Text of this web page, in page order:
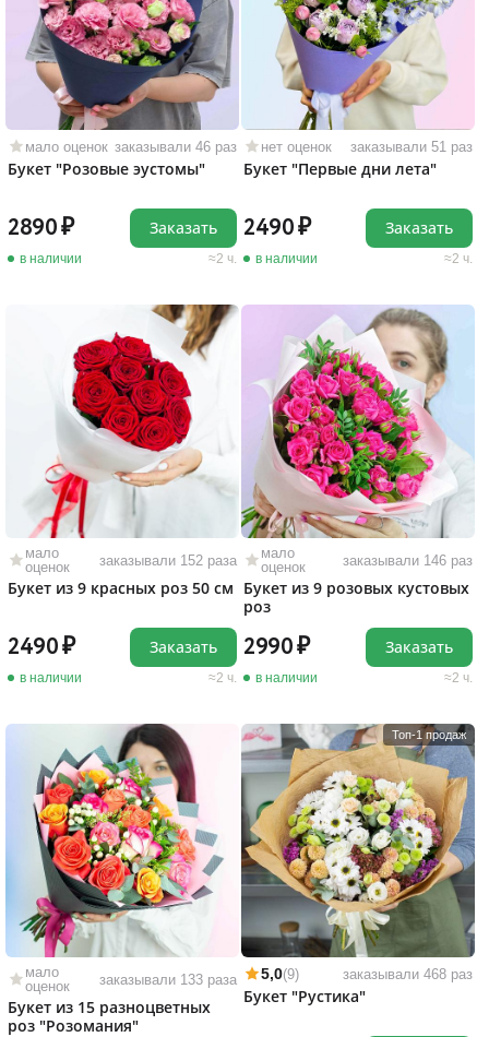
мало оценок заказывали 46 раз
Букет "Розовые эустомы"
2890
в наличии 2 ч.
Заказать
нет оценок заказывали 51 раз
Букет "Первые дни лета"
2490
в наличии 2 ч.
Заказать
мало
оценок
заказывали 152 раза
Букет из 9 красных роз 50 см
2490
в наличии 2 ч.
Заказать
мало
оценок
заказывали 146 раз
Букет из 9 розовых кустовых
роз
2990
в наличии 2 ч.
Заказать
мало
оценок
заказывали 133 раза
Букет из 15 разноцветных
роз "Розомания"
Топ-1 продаж
5,0(9) заказывали 468 раз
Букет "Рустика"